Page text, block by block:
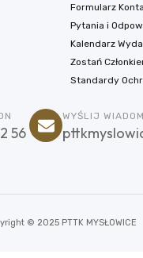
Formularz
Pytania i
Kalendarz
Zostań
Standardy
56
WYŚLIJ
© 2025 PTTK MYSŁOWICE